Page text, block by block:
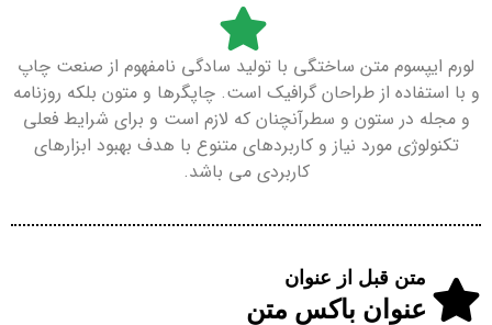
لورم ایپسوم متن ساختگی با تولید سادگی نامفهوم از صنعت چاپ
و با استفاده از طراحان گرافیک است. چاپگرها و متون بلکه روزنامه
و مجله در ستون و سطرآنچنان که لازم است و برای شرایط فعلی
تکنولوژی مورد نیاز و کاربردهای متنوع با هدف بهبود ابزارهای
کاربردی می باشد.
متن قبل از عنوان
عنوان باکس متن